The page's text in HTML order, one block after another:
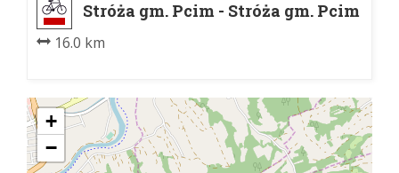
Stróża gm. Pcim - Stróża gm. Pcim
16.0 km
+
−